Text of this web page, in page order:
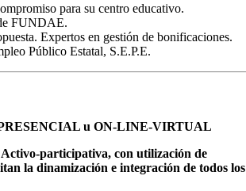
para su centro educativo.
FUNDAE.
Expertos en gestión de bonificaciones.
Público Estatal, S.E.P.E.
u ON-LINE-VIRTUAL
participativa, con utilización de
la dinamización e integración de todos los